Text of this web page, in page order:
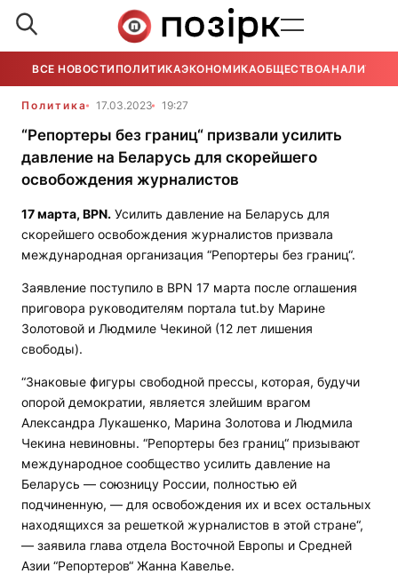
ВСЕ НОВОСТИ ПОЛИТИКАЭКОНОМИКАОБЩЕСТВОАНАЛИТИКА
Политика 17.03.2023 19:27
“Репортеры без границ“ призвали усилить
давление на Беларусь для скорейшего
освобождения журналистов
17 марта, BPN. Усилить давление на Беларусь для
скорейшего освобождения журналистов призвала
международная организация “Репортеры без границ“.
Заявление поступило в BPN 17 марта после оглашения
приговора руководителям портала tut.by Марине
Золотовой и Людмиле Чекиной (12 лет лишения
свободы).
“Знаковые фигуры свободной прессы, которая, будучи
опорой демократии, является злейшим врагом
Александра Лукашенко, Марина Золотова и Людмила
Чекина невиновны. “Репортеры без границ“ призывают
международное сообщество усилить давление на
Беларусь — союзницу России, полностью ей
подчиненную, — для освобождения их и всех остальных
находящихся за решеткой журналистов в этой стране“,
— заявила глава отдела Восточной Европы и Средней
Азии “Репортеров“ Жанна Кавелье.